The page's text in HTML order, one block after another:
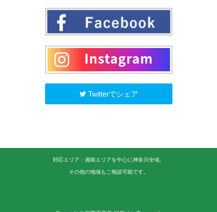
Twitterでシェア
対応エリア：湘南エリアを中心に神奈川全域。
その他の地域もご相談可能です。